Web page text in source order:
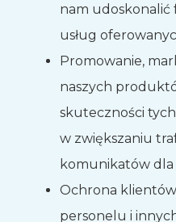
nam
usług
Promowanie,
naszych
skuteczności
w zwiększaniu
komunikatów
Ochrona
personelu i